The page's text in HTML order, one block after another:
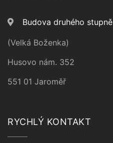
Budova druhého stupně
(Velká Boženka)
Husovo nám. 352
551 01 Jaroměř
RYCHLÝ KONTAKT